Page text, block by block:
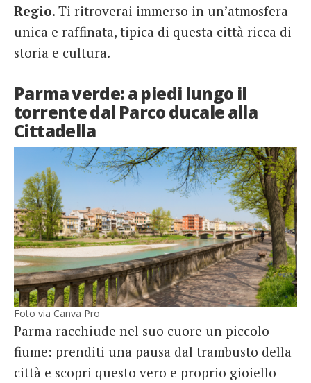
Regio. Ti ritroverai immerso in un’atmosfera
unica e raffinata, tipica di questa città ricca di
storia e cultura.
Parma verde: a piedi lungo il
torrente dal Parco ducale alla
Cittadella
Foto via Canva Pro
Parma racchiude nel suo cuore un piccolo
fiume: prenditi una pausa dal trambusto della
città e scopri questo vero e proprio gioiello